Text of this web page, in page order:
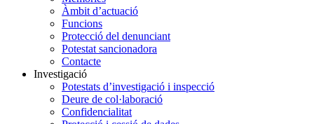
Àmbit d’actuació
Funcions
Protecció del denunciant
Potestat sancionadora
Contacte
Investigació
Potestats d’investigació i inspecció
Deure de col·laboració
Confidencialitat